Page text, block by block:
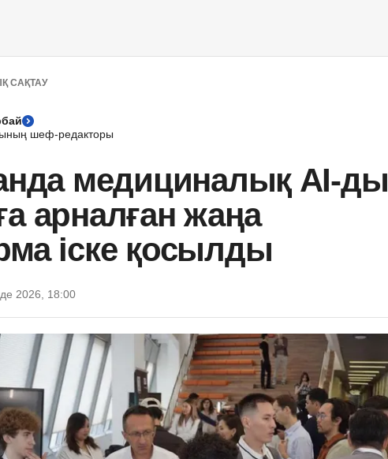
САҚТАУ
шеф-редакторы
медициналық AI-ды
арналған жаңа
іске қосылды
2026, 18:00